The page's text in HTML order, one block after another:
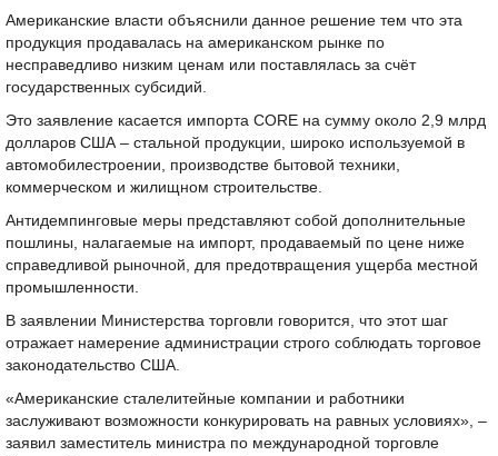
Американские власти объяснили данное решение тем что эта
продукция продавалась на американском рынке по
несправедливо низким ценам или поставлялась за счёт
государственных субсидий.
Это заявление касается импорта CORE на сумму около 2,9 млрд
долларов США – стальной продукции, широко используемой в
автомобилестроении, производстве бытовой техники,
коммерческом и жилищном строительстве.
Антидемпинговые меры представляют собой дополнительные
пошлины, налагаемые на импорт, продаваемый по цене ниже
справедливой рыночной, для предотвращения ущерба местной
промышленности.
В заявлении Министерства торговли говорится, что этот шаг
отражает намерение администрации строго соблюдать торговое
законодательство США.
«Американские сталелитейные компании и работники
заслуживают возможности конкурировать на равных условиях», –
заявил заместитель министра по международной торговле